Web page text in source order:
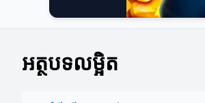
អត្ថបទលម្អិត